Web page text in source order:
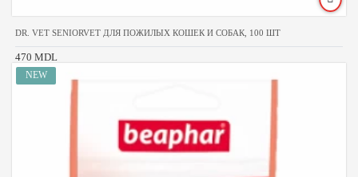
DR. VET SENIORVET ДЛЯ ПОЖИЛЫХ КОШЕК И СОБАК, 100 ШТ
470 MDL